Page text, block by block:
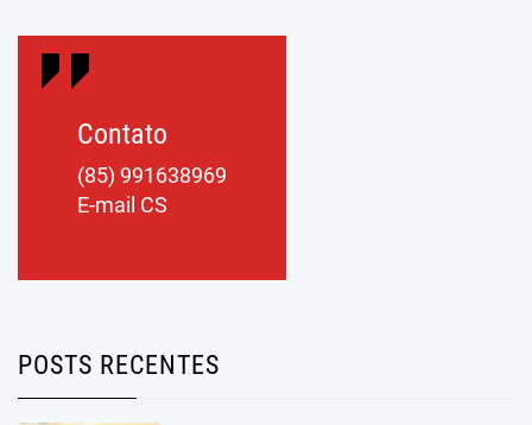
Contato
(85) 991638969
E-mail CS
POSTS RECENTES